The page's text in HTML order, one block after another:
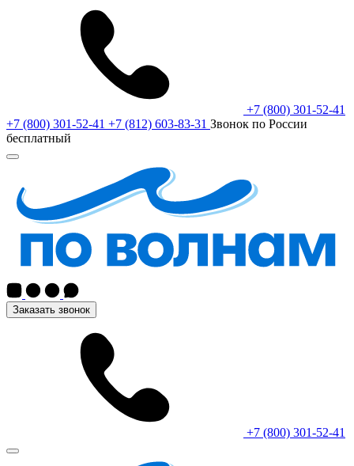
+7 (800) 301-52-41
+7 (800) 301-52-41 +7 (812) 603-83-31 Звонок по России
бесплатный
Заказать звонок
+7 (800) 301-52-41